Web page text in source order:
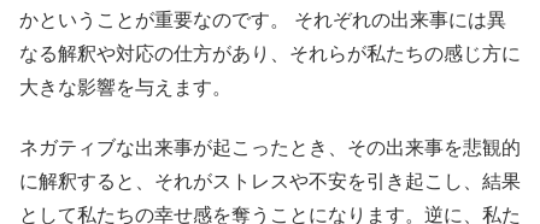
かということが重要なのです。 それぞれの出来事には異
なる解釈や対応の仕方があり、それらが私たちの感じ方に
大きな影響を与えます。
ネガティブな出来事が起こったとき、その出来事を悲観的
に解釈すると、それがストレスや不安を引き起こし、結果
として私たちの幸せ感を奪うことになります。逆に、私た